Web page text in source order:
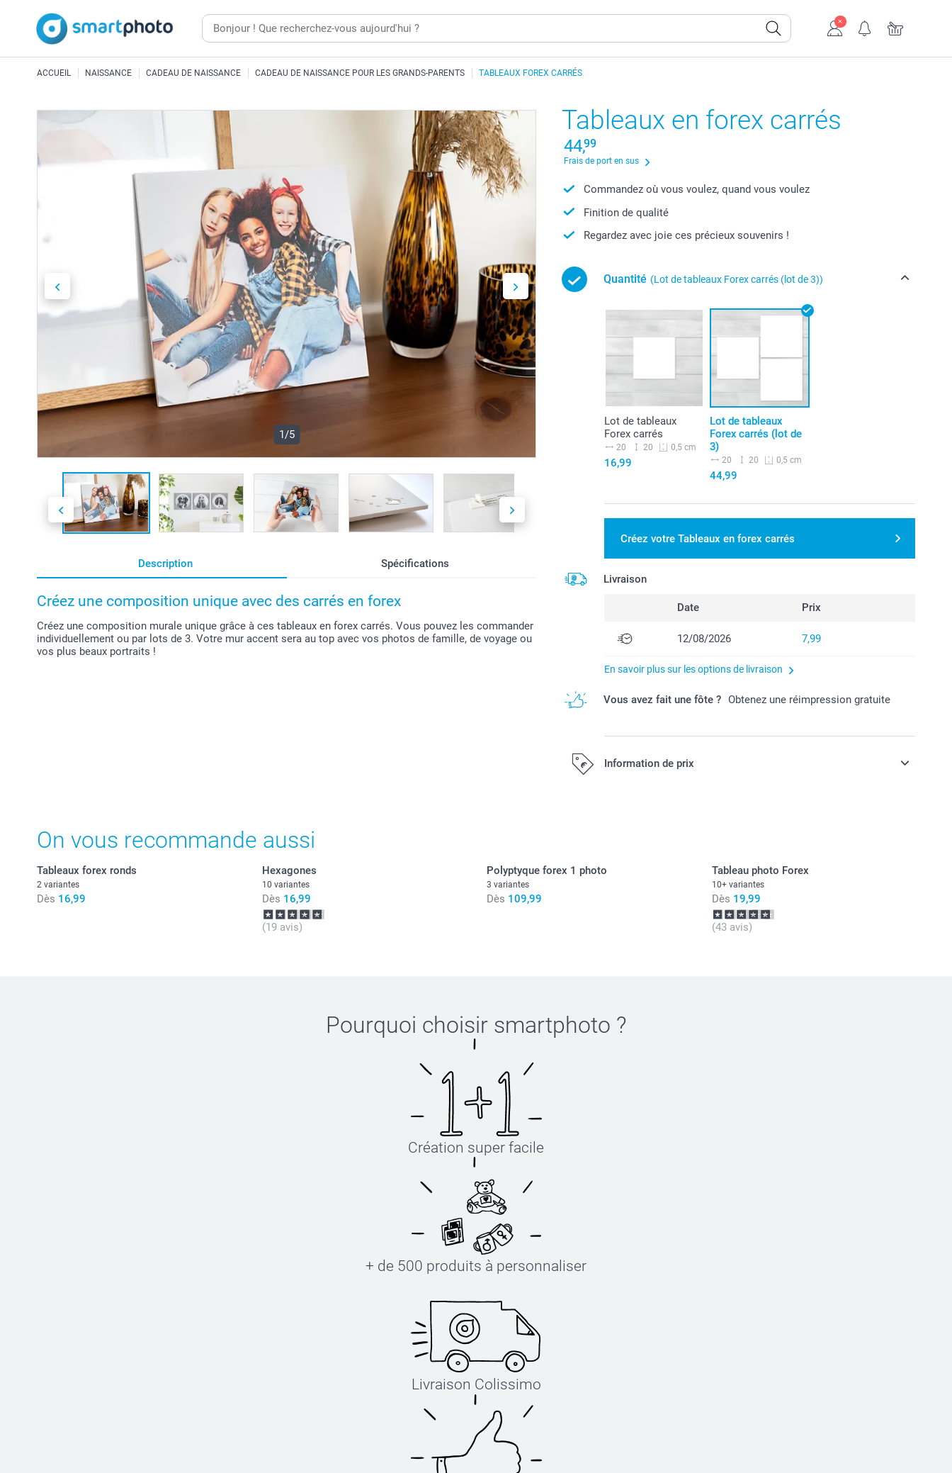
ACCUEIL NAISSANCE CADEAU DE NAISSANCE CADEAU DE NAISSANCE POUR LES GRANDS-PARENTS TABLEAUX FOREX CARRÉS
1/5
Description Spécifications
Créez une composition unique avec des carrés en forex
Créez une composition murale unique grâce à ces tableaux en forex carrés. Vous pouvez les commander
individuellement ou par lots de 3. Votre mur accent sera au top avec vos photos de famille, de voyage ou
vos plus beaux portraits !
Tableaux en forex carrés
44,99
Frais de port en sus
Commandez où vous voulez, quand vous voulez
Finition de qualité
Regardez avec joie ces précieux souvenirs !
Quantité (Lot de tableaux Forex carrés (lot de 3))
Lot de tableaux
Forex carrés
20 20 0,5 cm
16,99
Lot de tableaux
Forex carrés (lot de
3)
20 20 0,5 cm
44,99
Créez votre Tableaux en forex carrés
Livraison
Date Prix
12/08/2026 7,99
En savoir plus sur les options de livraison
Vous avez fait une fôte ? Obtenez une réimpression gratuite
Information de prix
On vous recommande aussi
Tableaux forex ronds
2 variantes
Dès 16,99
Hexagones
10 variantes
Dès 16,99
(19 avis)
Polyptyque forex 1 photo
3 variantes
Dès 109,99
Tableau photo Forex
10+ variantes
Dès 19,99
(43 avis)
Pourquoi choisir smartphoto ?
Création super facile
+ de 500 produits à personnaliser
Livraison Colissimo